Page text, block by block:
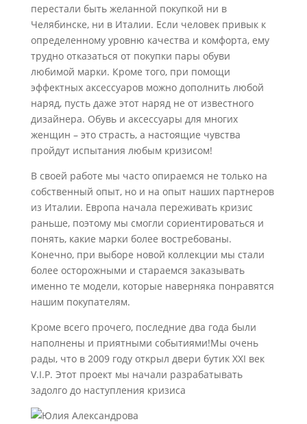
перестали быть желанной покупкой ни в
Челябинске, ни в Италии. Если человек привык к
определенному уровню качества и комфорта, ему
трудно отказаться от покупки пары обуви
любимой марки. Кроме того, при помощи
эффектных аксессуаров можно дополнить любой
наряд, пусть даже этот наряд не от известного
дизайнера. Обувь и аксессуары для многих
женщин – это страсть, а настоящие чувства
пройдут испытания любым кризисом!
В своей работе мы часто опираемся не только на
собственный опыт, но и на опыт наших партнеров
из Италии. Европа начала переживать кризис
раньше, поэтому мы смогли сориентироваться и
понять, какие марки более востребованы.
Конечно, при выборе новой коллекции мы стали
более осторожными и стараемся заказывать
именно те модели, которые наверняка понравятся
нашим покупателям.
Кроме всего прочего, последние два года были
наполнены и приятными событиями!Мы очень
рады, что в 2009 году открыл двери бутик XXI век
V.I.P. Этот проект мы начали разрабатывать
задолго до наступления кризиса